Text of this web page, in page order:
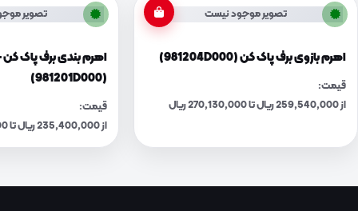
تصویر موجود نیست
اهرم بازوی برف پاک کن (981204D000)
قیمت:
از 259,540,000 ریال تا 270,130,000 ریال
تصویر
اهرم بندی برف پاک
(981201D000)
قیمت:
از 235,400,000 ریال تا 245,010,000 ریال